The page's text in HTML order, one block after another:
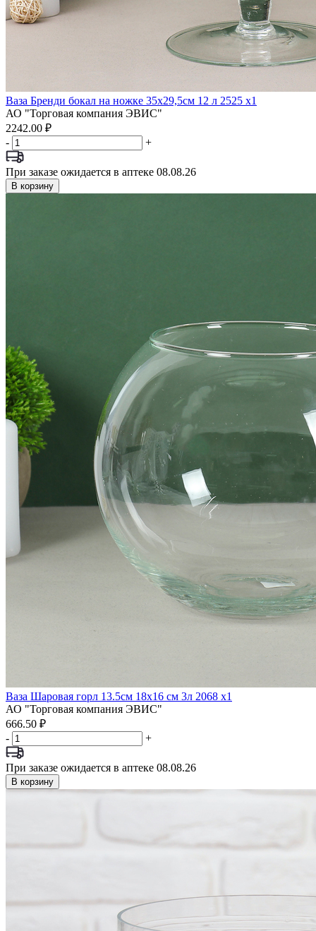
Ваза Бренди бокал на ножке 35х29,5см 12 л 2525 x1
АО "Торговая компания ЭВИС"
2242.00 ₽
-
+
При заказе ожидается в аптеке 08.08.26
В корзину
Ваза Шаровая горл 13.5см 18х16 см 3л 2068 x1
АО "Торговая компания ЭВИС"
666.50 ₽
-
+
При заказе ожидается в аптеке 08.08.26
В корзину